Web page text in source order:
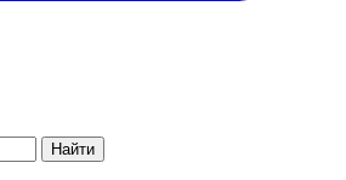
Найти